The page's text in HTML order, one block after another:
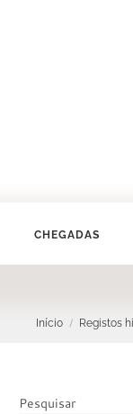
CHEGADAS
Início Registos
Pesquisar